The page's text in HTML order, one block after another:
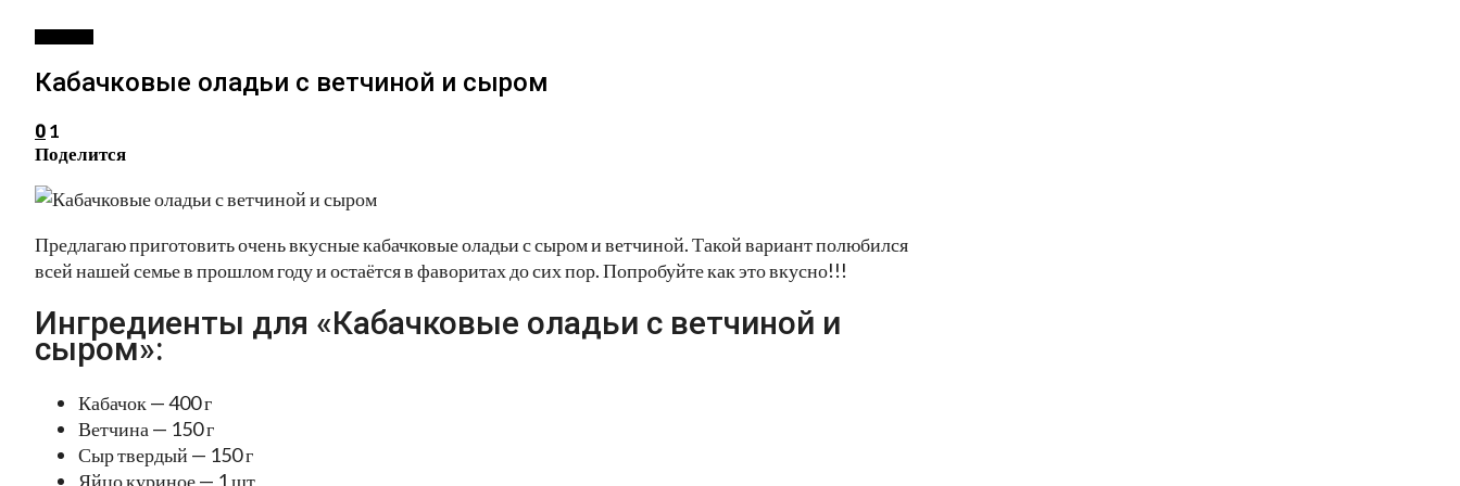
Кабачковые оладьи с ветчиной и сыром
0 1
Поделится
Предлагаю приготовить очень вкусные кабачковые оладьи с сыром и ветчиной. Такой вариант полюбился
всей нашей семье в прошлом году и остаётся в фаворитах до сих пор. Попробуйте как это вкусно!!!
Ингредиенты для «Кабачковые оладьи с ветчиной и
сыром»:
Кабачок — 400 г
Ветчина — 150 г
Сыр твердый — 150 г
Яйцо куриное — 1 шт